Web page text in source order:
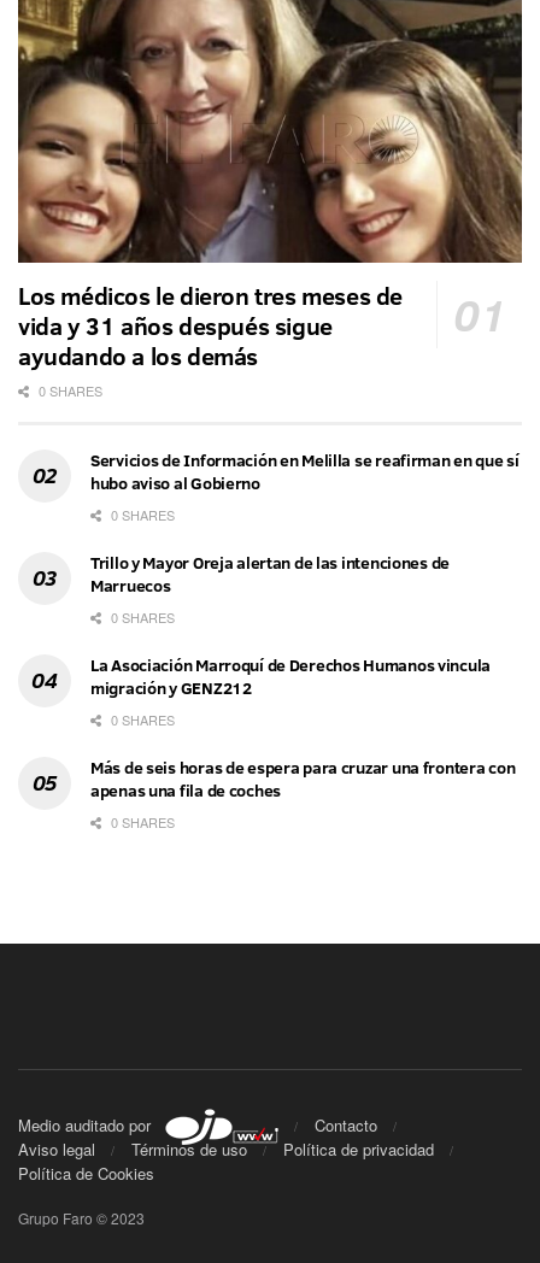
Los médicos le dieron tres meses de
vida y 31 años después sigue
ayudando a los demás
0 SHARES
Servicios de Información en Melilla se reafirman en que sí
hubo aviso al Gobierno
0 SHARES
Trillo y Mayor Oreja alertan de las intenciones de
Marruecos
0 SHARES
La Asociación Marroquí de Derechos Humanos vincula
migración y GENZ212
0 SHARES
Más de seis horas de espera para cruzar una frontera con
apenas una fila de coches
0 SHARES
Medio auditado por
Contacto
Aviso legal
Términos de uso
Política de privacidad
Política de Cookies
Grupo Faro © 2023